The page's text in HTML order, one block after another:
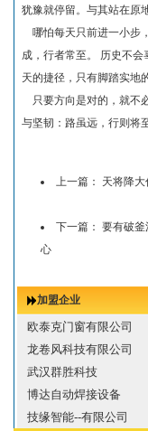
犹豫就停留。与其站在原
哪怕每天只前进一小步
成，行者常至。 历史不
天的捷径，只有脚踏实地
只要方向是对的，就不
与坚韧：路虽远，行则将
上一篇： 天将降大
下一篇： 要有破釜
心
加盟企业
欧泰克门窗有限公司
龙卷风科技有限公司
武汉群胜科技
博达自动焊接设备
技缘智能--有限公司